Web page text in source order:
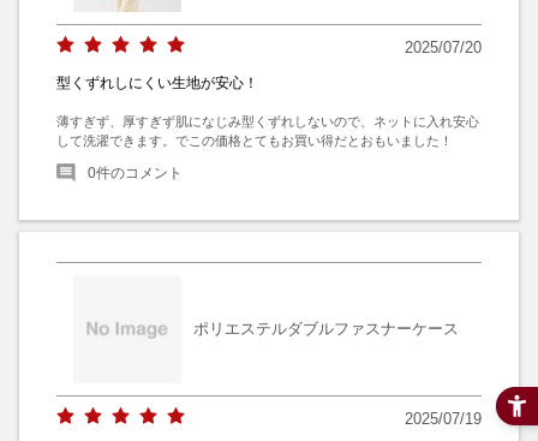
2025/07/20
型くずれしにくい生地が安心！
薄すぎず、厚すぎず肌になじみ型くずれしないので、ネットに入れ安心
して洗濯できます。でこの価格とてもお買い得だとおもいました！
0件のコメント
ポリエステルダブルファスナーケース
2025/07/19